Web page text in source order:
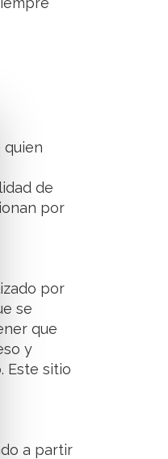
quien
de
por
por
se
que
y
Este sitio
a partir